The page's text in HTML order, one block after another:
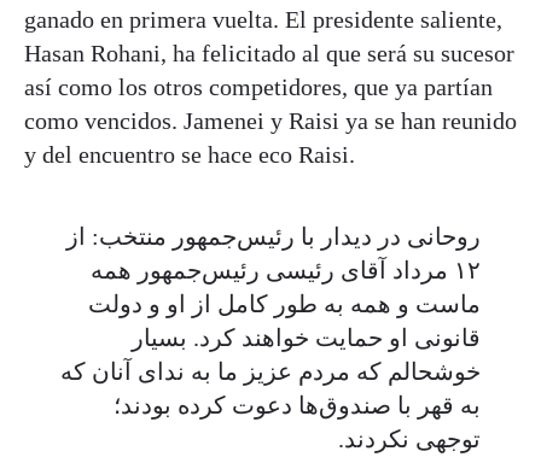
ganado en primera vuelta. El presidente saliente,
Hasan Rohani, ha felicitado al que será su sucesor
así como los otros competidores, que ya partían
como vencidos. Jamenei y Raisi ya se han reunido
y del encuentro se hace eco Raisi.
روحانی در دیدار با رئیس‌جمهور منتخب: از
۱۲ مرداد آقای رئیسی رئیس‌جمهور همه
ماست و همه به طور کامل از او و دولت
قانونی او حمایت خواهند کرد. بسیار
خوشحالم که مردم عزیز ما به ندای آنان که
به قهر با صندوق‌ها دعوت کرده بودند؛
توجهی نکردند.